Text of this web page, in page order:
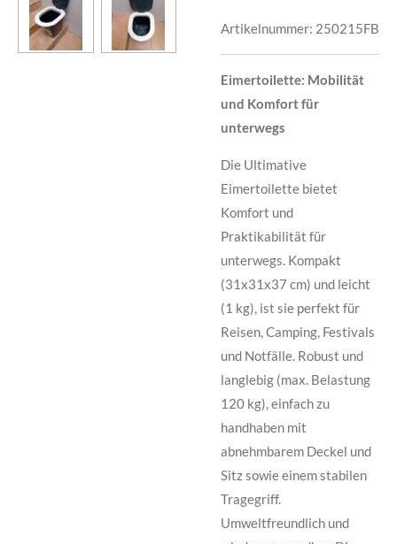
Artikelnummer: 250215FB
Eimertoilette: Mobilität
und Komfort für
unterwegs
Die Ultimative
Eimertoilette bietet
Komfort und
Praktikabilität für
unterwegs. Kompakt
(31x31x37 cm) und leicht
(1 kg), ist sie perfekt für
Reisen, Camping, Festivals
und Notfälle. Robust und
langlebig (max. Belastung
120 kg), einfach zu
handhaben mit
abnehmbarem Deckel und
Sitz sowie einem stabilen
Tragegriff.
Umweltfreundlich und